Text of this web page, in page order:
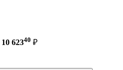
10 62340 ₽